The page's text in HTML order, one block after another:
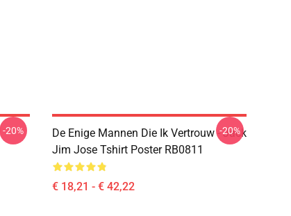
-20%
De Enige Mannen Die Ik Vertrouw - Jack
Jim Jose Tshirt Poster RB0811
€ 18,21 - € 42,22
-20%